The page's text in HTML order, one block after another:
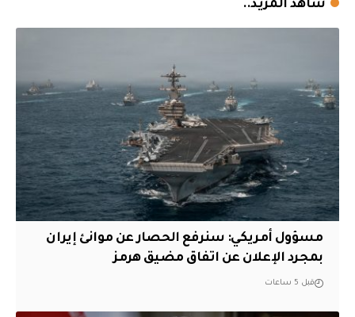
شاهد المزيد..
مسؤول أمريكي: سنرفع الحصار عن موانئ إيران
بمجرد الإعلان عن اتفاق مضيق هرمز
قبل 5 ساعات